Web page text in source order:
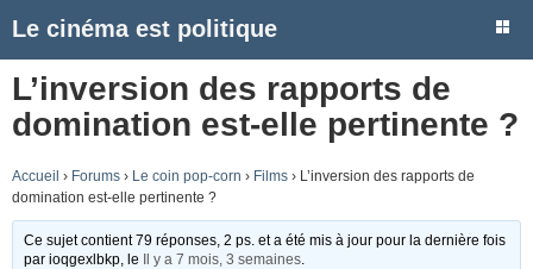
Le cinéma est politique
L’inversion des rapports de
domination est-elle pertinente ?
Accueil › Forums › Le coin pop-corn › Films › L’inversion des rapports de
domination est-elle pertinente ?
Ce sujet contient 79 réponses, 2 ps. et a été mis à jour pour la dernière fois
parioqgexlbkp , le Il y a 7 mois, 3 semaines